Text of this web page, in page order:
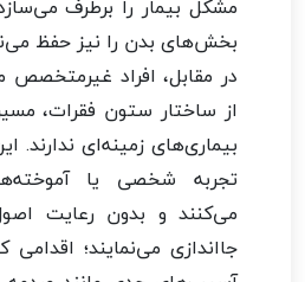
مشکل بیمار را برطرف
بخش‌های بدن را نیز حفظ
در مقابل، افراد غیرمتخصص
از ساختار ستون فقرات،
بیماری‌های زمینه‌ای ندارند.
تجربه شخصی یا
می‌کنند و بدون رعایت
جااندازی می‌نمایند؛